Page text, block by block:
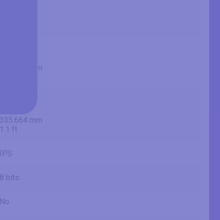
596.736 mm
335.664 mm
1.1 ft
IPS
8 bits
No